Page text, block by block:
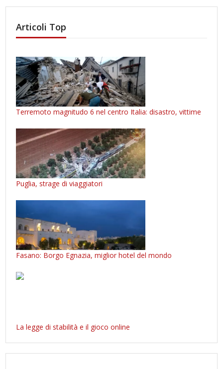
Articoli Top
Terremoto magnitudo 6 nel centro Italia: disastro, vittime
Puglia, strage di viaggiatori
Fasano: Borgo Egnazia, miglior hotel del mondo
La legge di stabilità e il gioco online